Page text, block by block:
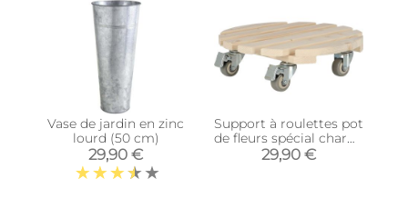
Vase de jardin en zinc
lourd (50 cm)
29,90 €
Support à roulettes pot
de fleurs spécial charge
lourde (Rond)
29,90 €